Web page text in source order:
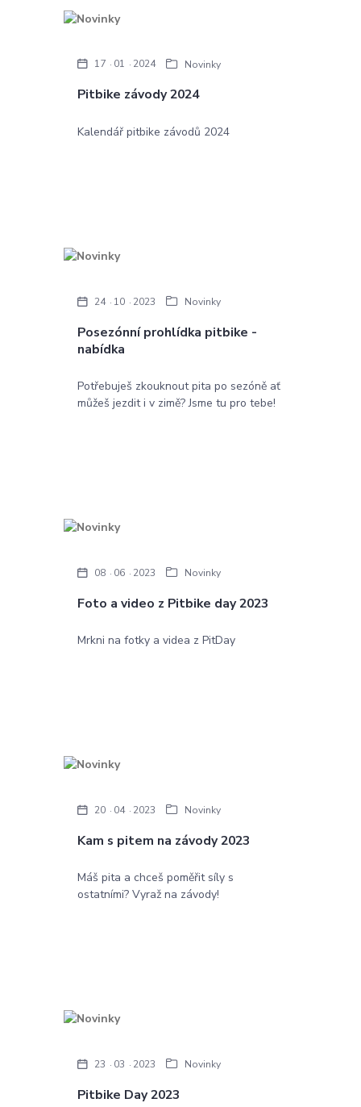
Pitbike závody 2024
17 01 2024 Novinky
Kalendář pitbike závodů 2024
Posezónní prohlídka pitbike -
nabídka
24 10 2023 Novinky
Potřebuješ zkouknout pita po sezóně ať
můžeš jezdit i v zimě? Jsme tu pro tebe!
Foto a video z Pitbike day 2023
08 06 2023 Novinky
Mrkni na fotky a videa z PitDay
Kam s pitem na závody 2023
20 04 2023 Novinky
Máš pita a chceš poměřit síly s
ostatními? Vyraž na závody!
Pitbike Day 2023
23 03 2023 Novinky